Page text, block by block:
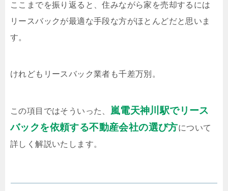
ここまでを振り返ると、住みながら家を売却するには
リースバックが最適な手段な方がほとんどだと思いま
す。
けれどもリースバック業者も千差万別。
この項目ではそういった、
嵐電天神川駅でリース
バックを依頼する不動産会社の選び方について
詳しく解説いたします。